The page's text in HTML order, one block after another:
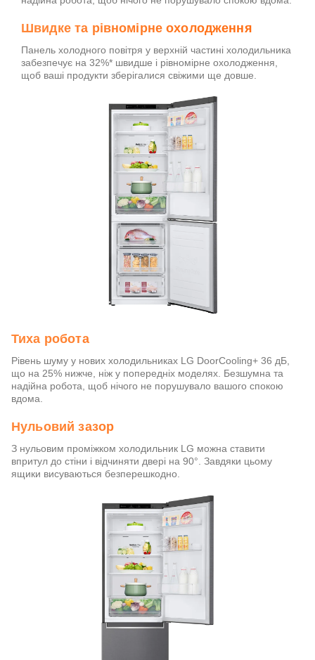
Швидке та рівномірне охолодження
Панель холодного повітря у верхній частині холодильника
забезпечує на 32%* швидше і рівномірне охолодження,
щоб ваші продукти зберігалися свіжими ще довше.
Тиха робота
Рівень шуму у нових холодильниках LG DoorCooling+ 36 дБ,
що на 25% нижче, ніж у попередніх моделях. Безшумна та
надійна робота, щоб нічого не порушувало вашого спокою
вдома.
Нульовий зазор
З нульовим проміжком холодильник LG можна ставити
впритул до стіни і відчиняти двері на 90°. Завдяки цьому
ящики висуваються безперешкодно.